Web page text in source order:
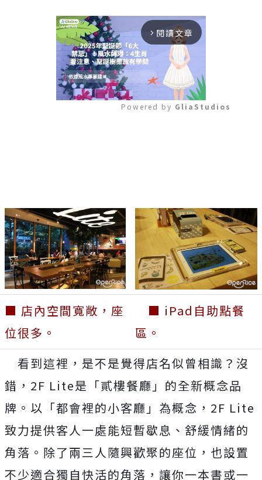
arrow_forward_ios 閱讀文章
Powered by GliaStudios
■ 店內空間寬敞，座
位很多。
■ iPad自助點餐
區。
看到這裡，是不是覺得店名似曾相識？沒
錯，2F Lite是「貳樓餐廳」的全新概念品
牌。以「都會裡的小客廳」為概念，2F Lite
致力提供客人一處能短暫歇息、舒緩情緒的
角落。除了兩三人隨興歡聚的座位，也設置
不少適合獨自快活的角落，讓你一本書或一